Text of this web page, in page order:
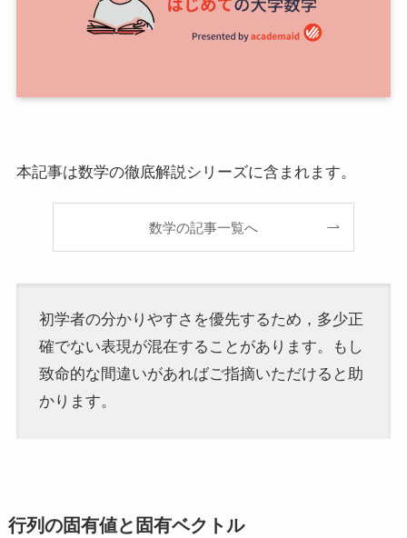
本記事は数学の徹底解説シリーズに含まれます。
数学の記事一覧へ
初学者の分かりやすさを優先するため，多少正
確でない表現が混在することがあります。もし
致命的な間違いがあればご指摘いただけると助
かります。
行列の固有値と固有ベクトル